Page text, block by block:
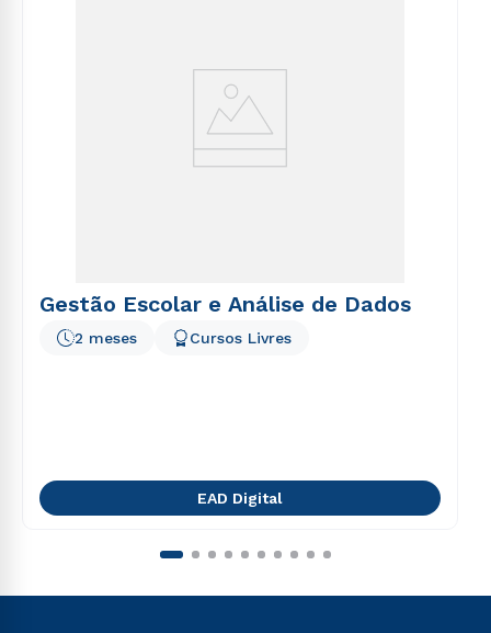
Gestão Escolar e Análise de Dados
2 meses Cursos Livres
EAD Digital